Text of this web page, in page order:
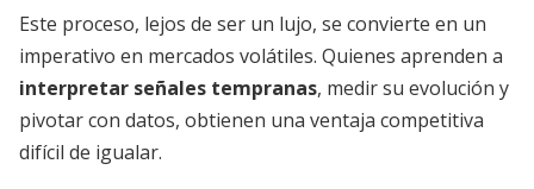
Este proceso, lejos de ser un lujo, se convierte en un
imperativo en mercados volátiles. Quienes aprenden a
interpretar señales tempranas, medir su evolución y
pivotar con datos, obtienen una ventaja competitiva
difícil de igualar.